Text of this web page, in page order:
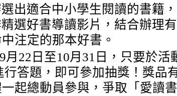
出適合中小學生閱讀的書籍
選好書導讀影片，結合辦理有
注定的那本好書。
9月 22 日至10月 31 日，只要於活
行答題，即可參加抽獎！獎品
起總動員參與，爭取「愛讀